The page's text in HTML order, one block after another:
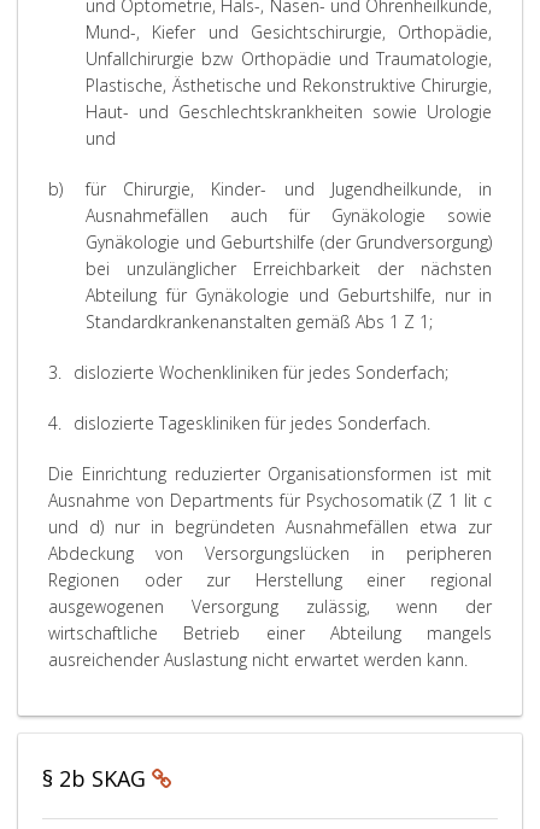
und Optometrie, Hals-, Nasen- und Ohrenheilkunde,
Mund-, Kiefer und Gesichtschirurgie, Orthopädie,
Unfallchirurgie bzw Orthopädie und Traumatologie,
Plastische, Ästhetische und Rekonstruktive Chirurgie,
Haut- und Geschlechtskrankheiten sowie Urologie
und
b)
für Chirurgie, Kinder- und Jugendheilkunde, in
Ausnahmefällen auch für Gynäkologie sowie
Gynäkologie und Geburtshilfe (der Grundversorgung)
bei unzulänglicher Erreichbarkeit der nächsten
Abteilung für Gynäkologie und Geburtshilfe, nur in
Standardkrankenanstalten gemäß Abs 1 Z 1;
3. dislozierte Wochenkliniken für jedes Sonderfach;
4. dislozierte Tageskliniken für jedes Sonderfach.
Die Einrichtung reduzierter Organisationsformen ist mit
Ausnahme von Departments für Psychosomatik (Z 1 lit c
und d) nur in begründeten Ausnahmefällen etwa zur
Abdeckung von Versorgungslücken in peripheren
Regionen oder zur Herstellung einer regional
ausgewogenen Versorgung zulässig, wenn der
wirtschaftliche Betrieb einer Abteilung mangels
ausreichender Auslastung nicht erwartet werden kann.
§ 2b SKAG